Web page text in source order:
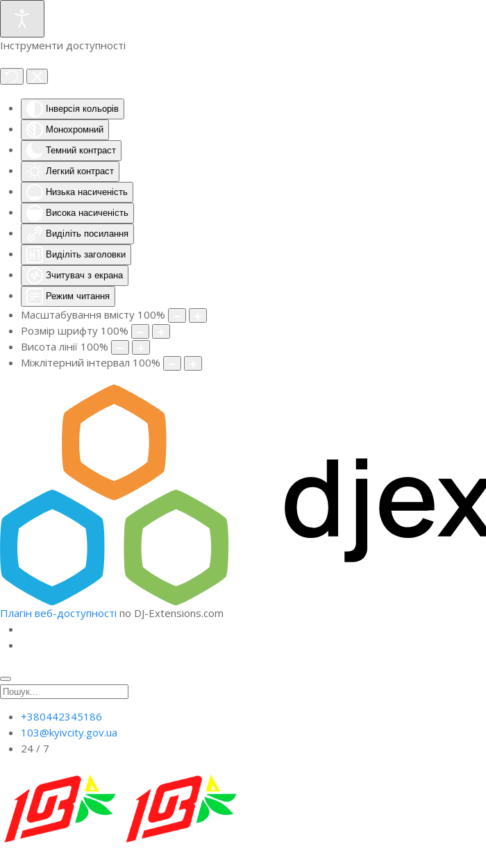
Інструменти доступності
Інверсія кольорів
Монохромний
Темний контраст
Легкий контраст
Низька насиченість
Висока насиченість
Виділіть посилання
Виділіть заголовки
Зчитувач з екрана
Режим читання
Масштабування вмісту 100%
Розмір шрифту 100%
Висота лінії 100%
Міжлітерний інтервал 100%
Плагін веб-доступності по DJ-Extensions.com
+380442345186
103@kyivcity.gov.ua
24 / 7